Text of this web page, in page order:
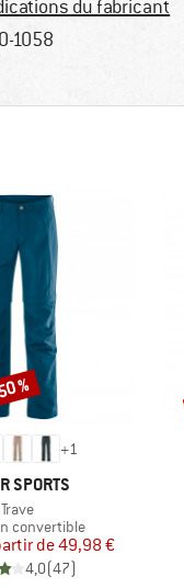
du fabricant
1058
+1
SPORTS
Article
Trave
group
convertible
Prix
Prix réduit
de49,98 €
4,0(47)
%